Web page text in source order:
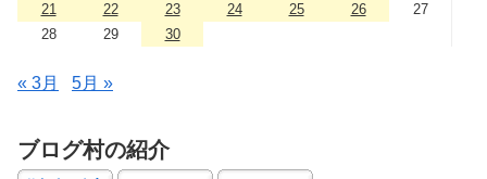
21
22 23 24 25 26
27
28
29 30
« 3月 5月 »
ブログ村の紹介